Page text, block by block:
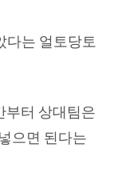
다는 얼토당토
부터 상대팀은
으면 된다는